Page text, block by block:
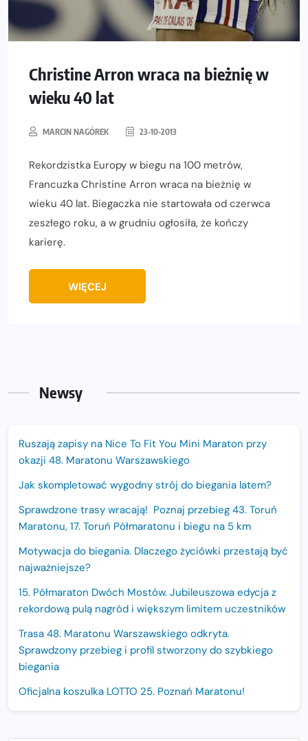
Christine Arron wraca na bieżnię w
wieku 40 lat
MARCIN NAGÓREK 23-10-2013
Rekordzistka Europy w biegu na 100 metrów,
Francuzka Christine Arron wraca na bieżnię w
wieku 40 lat. Biegaczka nie startowała od czerwca
zeszłego roku, a w grudniu ogłosiła, że kończy
karierę.
WIĘCEJ
Newsy
Ruszają zapisy na Nice To Fit You Mini Maraton przy
okazji 48. Maratonu Warszawskiego
Jak skompletować wygodny strój do biegania latem?
Sprawdzone trasy wracają! Poznaj przebieg 43. Toruń
Maratonu, 17. Toruń Półmaratonu i biegu na 5 km
Motywacja do biegania. Dlaczego życiówki przestają być
najważniejsze?
15. Półmaraton Dwóch Mostów. Jubileuszowa edycja z
rekordową pulą nagród i większym limitem uczestników
Trasa 48. Maratonu Warszawskiego odkryta.
Sprawdzony przebieg i profil stworzony do szybkiego
biegania
Oficjalna koszulka LOTTO 25. Poznań Maratonu!